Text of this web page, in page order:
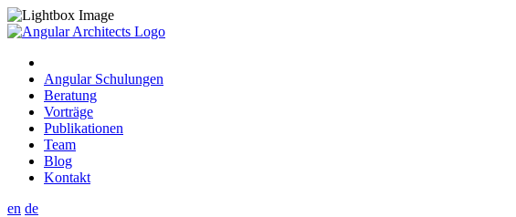
Angular Schulungen
Beratung
Vorträge
Publikationen
Team
Blog
Kontakt
en de